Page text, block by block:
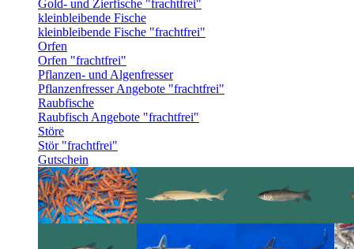
Gold- und Zierfische "frachtfrei"
kleinbleibende Fische
kleinbleibende Fische "frachtfrei"
Orfen
Orfen "frachtfrei"
Pflanzen- und Algenfresser
Pflanzenfresser Angebote "frachtfrei"
Raubfische
Raubfisch Angebote "frachtfrei"
Störe
Stör "frachtfrei"
Gutschein